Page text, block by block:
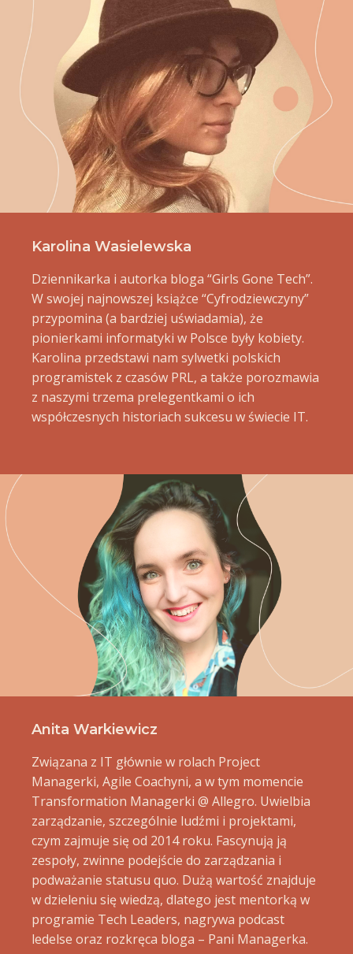
Karolina Wasielewska
Dziennikarka i autorka bloga “Girls Gone Tech”.
W swojej najnowszej książce “Cyfrodziewczyny”
przypomina (a bardziej uświadamia), że
pionierkami informatyki w Polsce były kobiety.
Karolina przedstawi nam sylwetki polskich
programistek z czasów PRL, a także porozmawia
z naszymi trzema prelegentkami o ich
współczesnych historiach sukcesu w świecie IT.
Anita Warkiewicz
Związana z IT głównie w rolach Project
Managerki, Agile Coachyni, a w tym momencie
Transformation Managerki @ Allegro. Uwielbia
zarządzanie, szczególnie ludźmi i projektami,
czym zajmuje się od 2014 roku. Fascynują ją
zespoły, zwinne podejście do zarządzania i
podważanie statusu quo. Dużą wartość znajduje
w dzieleniu się wiedzą, dlatego jest mentorką w
programie Tech Leaders, nagrywa podcast
ledelse oraz rozkręca bloga – Pani Managerka.